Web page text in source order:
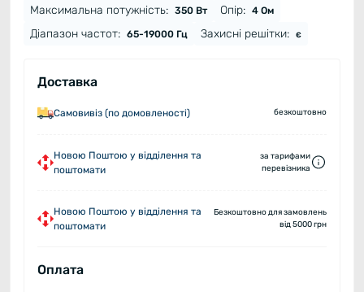
Максимальна потужність: 350 Вт Опір: 4 Ом
Діапазон частот: 65-19000 Гц Захисні решітки: є
Доставка
Самовивіз (по домовленості) безкоштовно
Новою Поштою у відділення та
поштомати
за тарифами
перевізника
Новою Поштою у відділення та
поштомати
Безкоштовно для замовлень
від 5000 грн
Оплата